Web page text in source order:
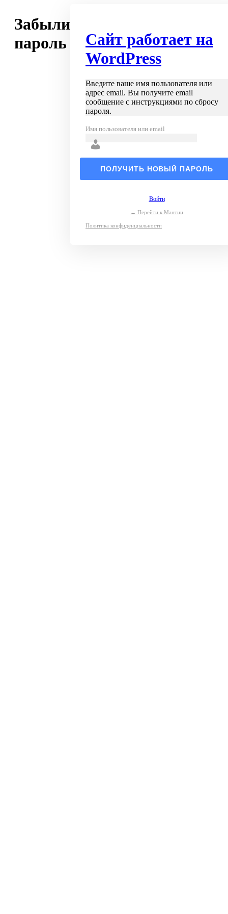
Забыли
пароль
Сайт работает на
WordPress
Введите ваше имя пользователя или
адрес email. Вы получите email
сообщение с инструкциями по сбросу
пароля.
Имя пользователя или email
Войти
← Перейти к Мантии
Политика конфиденциальности